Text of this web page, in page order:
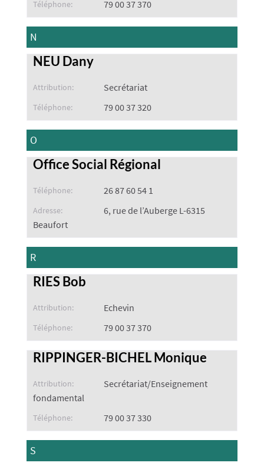
Téléphone: 79 00 37 370
N
NEU Dany
Attribution: Secrétariat
Téléphone: 79 00 37 320
O
Office Social Régional
Téléphone: 26 87 60 54 1
Adresse:
6, rue de l’Auberge L-6315
Beaufort
R
RIES Bob
Attribution: Echevin
Téléphone: 79 00 37 370
RIPPINGER-BICHEL Monique
Attribution:
Secrétariat/Enseignement
fondamental
Téléphone: 79 00 37 330
S